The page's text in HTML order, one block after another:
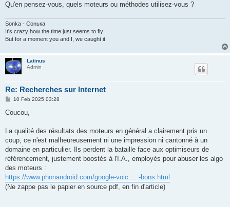
Qu'en pensez-vous, quels moteurs ou méthodes utilisez-vous ?
Sonka - Сонька
It's crazy how the time just seems to fly
But for a moment you and I, we caught it
Latinus
Admin
Re: Recherches sur Internet
P
s
10 Feb 2025 03:28
Coucou,
La qualité des résultats des moteurs en général a clairement pris un
coup, ce n'est malheureusement ni une impression ni cantonné à un
domaine en particulier. Ils perdent la bataille face aux optimiseurs de
référencement, justement boostés à l'I.A., employés pour abuser les algo
des moteurs :
https://www.phonandroid.com/google-voic ... -bons.html
(Ne zappe pas le papier en source pdf, en fin d'article)